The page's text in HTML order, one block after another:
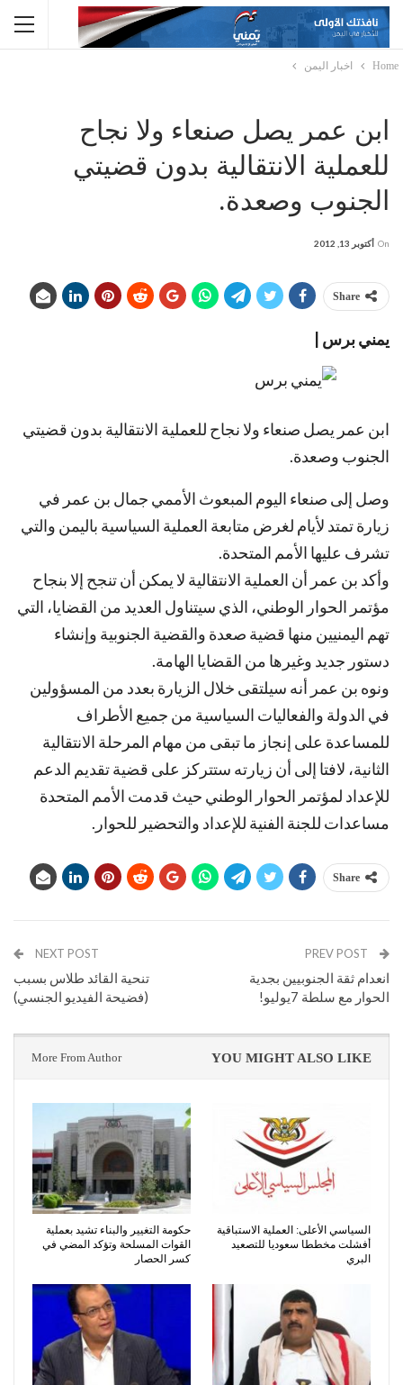
Home اخبار اليمن
ابن عمر يصل صنعاء ولا نجاح
للعملية الانتقالية بدون قضيتي
الجنوب وصعدة.
On أكتوبر 13, 2012
Share
يمني برس |
ابن عمر يصل صنعاء ولا نجاح للعملية الانتقالية بدون قضيتي
الجنوب وصعدة.
وصل إلى صنعاء اليوم المبعوث الأممي جمال بن عمر في
زيارة تمتد لأيام لغرض متابعة العملية السياسية باليمن والتي
تشرف عليها الأمم المتحدة.
وأكد بن عمر أن العملية الانتقالية لا يمكن أن تنجح إلا بنجاح
مؤتمر الحوار الوطني، الذي سيتناول العديد من القضايا، التي
تهم اليمنيين منها قضية صعدة والقضية الجنوبية وإنشاء
دستور جديد وغيرها من القضايا الهامة.
ونوه بن عمر أنه سيلتقى خلال الزيارة بعدد من المسؤولين
في الدولة والفعاليات السياسية من جميع الأطراف
للمساعدة على إنجاز ما تبقى من مهام المرحلة الانتقالية
الثانية، لافتا إلى أن زيارته ستتركز على قضية تقديم الدعم
للإعداد لمؤتمر الحوار الوطني حيث قدمت الأمم المتحدة
مساعدات للجنة الفنية للإعداد والتحضير للحوار.
Share
انعدام ثقة الجنوبيين بجدية
الحوار مع سلطة 7يوليو!
NEXT POST
تنحية القائد طلاس بسبب
(فضيحة الفيديو الجنسي)
YOU MIGHT ALSO LIKE
More From Author
السياسي الأعلى: العملية الاستباقية
أفشلت مخططا سعوديا للتصعيد
البري
حكومة التغيير والبناء تشيد بعملية
القوات المسلحة وتؤكد المضي في
كسر الحصار